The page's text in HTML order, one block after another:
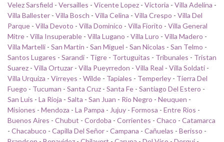
Velez Sarsfield - Versailles - Vicente Lopez - Victoria - Villa Adelina -
Villa Ballester - Villa Bosch - Villa Celina - Villa Crespo - Villa Del
Parque - Villa Devoto - Villa Dominico - Villa Fiorito - Villa General
Mitre - Villa Insuperable - Villa Lugano - Villa Luro - Villa Madero -
Villa Martelli - San Martin - San Miguel - San Nicolas - San Telmo -
Santos Lugares - Sarandi - Tigre - Tortuguitas - Tribunales - Tristan
Suarez - Villa Ortuzar - Villa Pueyrredon - Villa Real - Villa Soldati -
Villa Urquiza - Virreyes - Wilde - Tapiales - Temperley - Tierra Del
Fuego - Tucuman - Santa Cruz - Santa Fe - Santiago Del Estero -
San Luis - La Rioja - Salta - San Juan - Rio Negro - Neuquen -
Misiones - Mendoza - La Pampa - Jujuy - Formosa - Entre Rios -
Buenos Aires - Chubut - Cordoba - Corrientes - Chaco - Catamarca
- Chacabuco - Capilla Del Señor - Campana - Cañuelas - Berisso -